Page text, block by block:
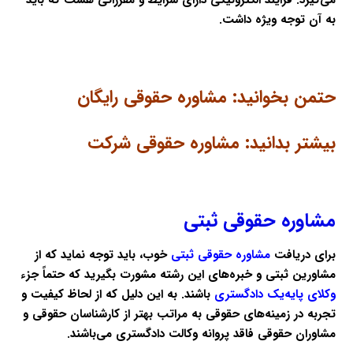
به آن توجه ویژه داشت.
حتمن بخوانید: مشاوره حقوقی رایگان
بیشتر بدانید: مشاوره حقوقی شرکت
مشاوره حقوقی ثبتی
برای دریافت مشاوره حقوقی ثبتیخوب، باید توجه نماید که از
مشاورین ثبتی و خبره‌های این رشته مشورت بگیرید که حتماً جزء
وکلای پایه‌یک دادگستریباشند. به این دلیل که از لحاظ کیفیت و
تجربه در زمینه‌های حقوقی به مراتب بهتر از کارشناسان حقوقی و
مشاوران حقوقی فاقد پروانه وکالت دادگستری می‌باشند.